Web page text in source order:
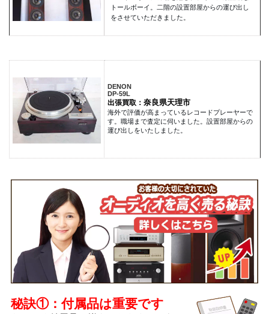
トールボーイ。二階の設置部屋からの運び出し
をさせていただきました。
DENON
DP-59L
出張買取： 奈良県天理市
海外で評価が高まっているレコードプレーヤーで
す。職場まで査定に伺いました。設置部屋からの
運び出しをいたしました。
秘訣①：付属品は重要です